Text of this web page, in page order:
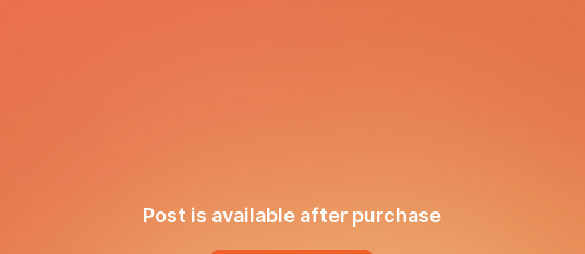
Post is available after purchase